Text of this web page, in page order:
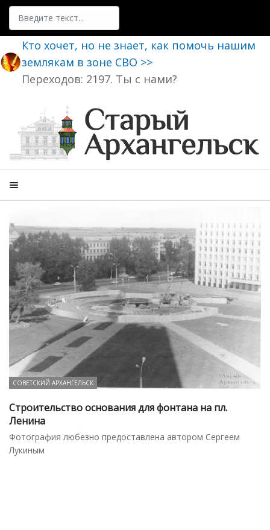
Поиск
Кто хочет, но не знает, как помочь нашим
землякам в зоне СВО >>
Переходов: 2197. Ты с нами?
СОВЕТСКИЙ АРХАНГЕЛЬСК
Строительство основания для фонтана на пл.
Ленина
Фотография любезно предоставлена автором Сергеем
Лукиным